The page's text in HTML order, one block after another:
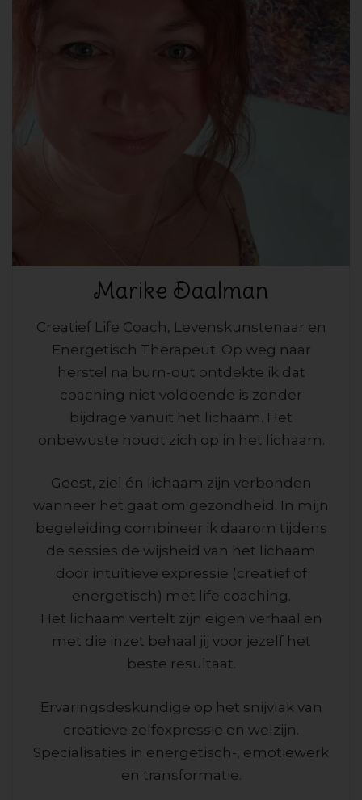
Marike Daalman
Creatief Life Coach, Levenskunstenaar en
Energetisch Therapeut. Op weg naar
herstel na burn-out ontdekte ik dat
coaching niet voldoende is zonder
bijdrage vanuit het lichaam. Het
onbewuste houdt zich op in het lichaam.
Geest, ziel én lichaam zijn verbonden
wanneer het gaat om gezondheid. In mijn
begeleiding combineer ik daarom tijdens
de sessies de wijsheid van het lichaam
door intuïtieve expressie (creatief of
energetisch) met life coaching.
Het lichaam vertelt zijn eigen verhaal en
met die inzet behaal jij voor jezelf het
beste resultaat.
Ervaringsdeskundige op het snijvlak van
creatieve zelfexpressie en welzijn.
Specialisaties in energetisch-, emotiewerk
en transformatie.